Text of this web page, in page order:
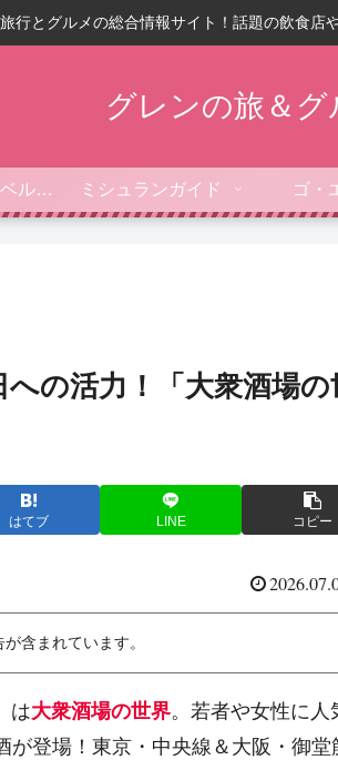
旅行とグルメの総合情報サイト！話題の飲食店
グレンの旅＆グ
フォーブス・トラベルガイド ミシュランガイド ゴ・
の活力！「大衆酒場の
はてブ LINE コピー
含まれています。
は大衆酒場の世界。若者や女性に人
登場！東京・中央線＆大阪・御堂